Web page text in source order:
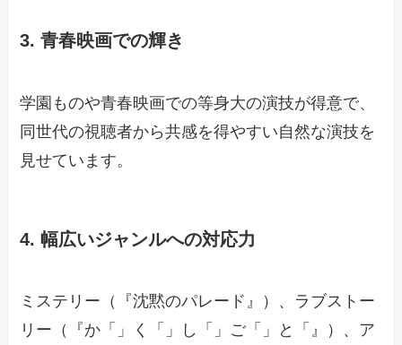
3. 青春映画での輝き
学園ものや青春映画での等身大の演技が得意で、
同世代の視聴者から共感を得やすい自然な演技を
見せています。
4. 幅広いジャンルへの対応力
ミステリー（『沈黙のパレード』）、ラブストー
リー（『か「」く「」し「」ご「」と「』）、ア